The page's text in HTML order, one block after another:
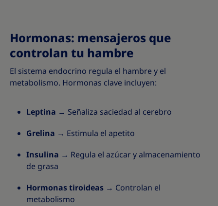
Hormonas: mensajeros que
controlan tu hambre
El sistema endocrino regula el hambre y el
metabolismo. Hormonas clave incluyen:
Leptina → Señaliza saciedad al cerebro
Grelina → Estimula el apetito
Insulina → Regula el azúcar y almacenamiento
de grasa
Hormonas tiroideas → Controlan el
metabolismo